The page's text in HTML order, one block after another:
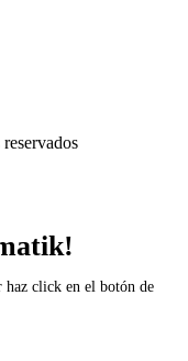
haz click en el botón de